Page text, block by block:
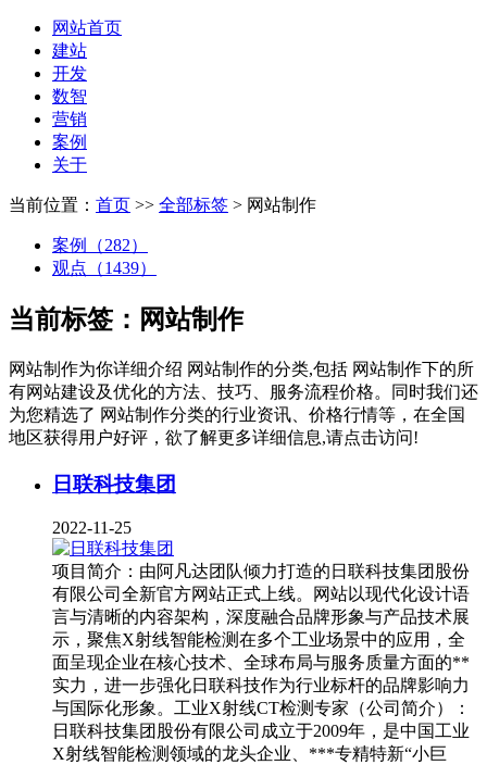
网站首页
建站
开发
数智
营销
案例
关于
当前位置： 首页 >> 全部标签 > 网站制作
案例（282）
观点（1439）
当前标签： 网站制作
网站制作为你详细介绍 网站制作的分类,包括 网站制作下的所
有网站建设及优化的方法、技巧、服务流程价格。同时我们还
为您精选了 网站制作分类的行业资讯、价格行情等，在全国
地区获得用户好评，欲了解更多详细信息,请点击访问!
日联科技集团
2022-11-25
项目简介：由阿凡达团队倾力打造的日联科技集团股份
有限公司全新官方网站正式上线。网站以现代化设计语
言与清晰的内容架构，深度融合品牌形象与产品技术展
示，聚焦X射线智能检测在多个工业场景中的应用，全
面呈现企业在核心技术、全球布局与服务质量方面的**
实力，进一步强化日联科技作为行业标杆的品牌影响力
与国际化形象。工业X射线CT检测专家（公司简介）：
日联科技集团股份有限公司成立于2009年，是中国工业
X射线智能检测领域的龙头企业、***专精特新“小巨